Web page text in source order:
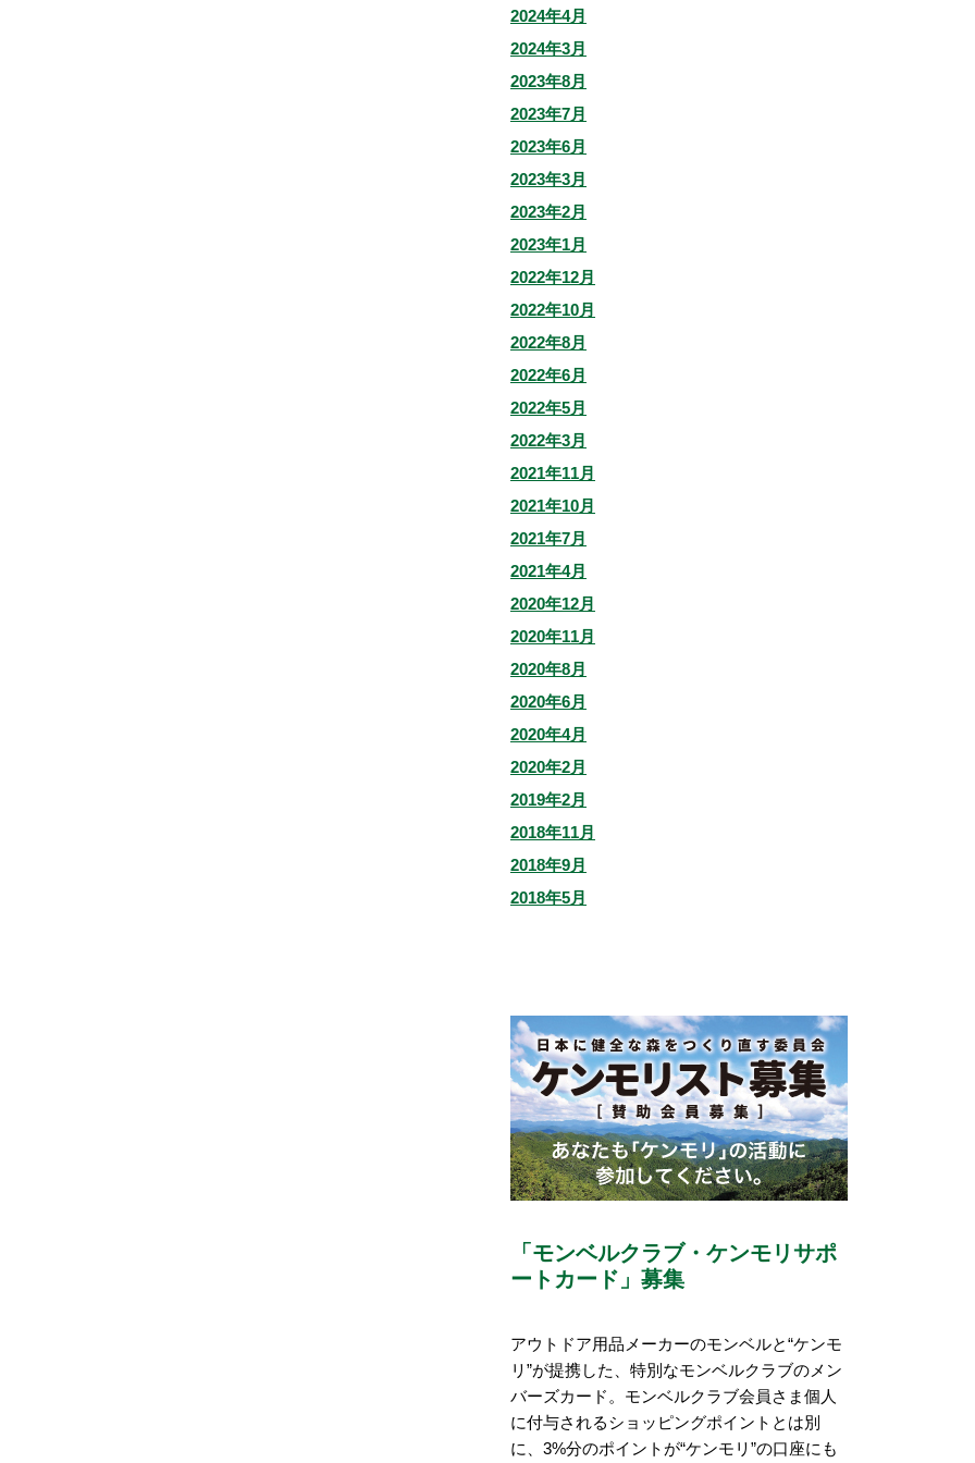
2024年4月
2024年3月
2023年8月
2023年7月
2023年6月
2023年3月
2023年2月
2023年1月
2022年12月
2022年10月
2022年8月
2022年6月
2022年5月
2022年3月
2021年11月
2021年10月
2021年7月
2021年4月
2020年12月
2020年11月
2020年8月
2020年6月
2020年4月
2020年2月
2019年2月
2018年11月
2018年9月
2018年5月
「モンベルクラブ・ケンモリサポ
ートカード」募集
アウトドア用品メーカーのモンベルと“ケンモ
リ”が提携した、特別なモンベルクラブのメン
バーズカード。モンベルクラブ会員さま個人
に付与されるショッピングポイントとは別
に、3%分のポイントが“ケンモリ”の口座にも